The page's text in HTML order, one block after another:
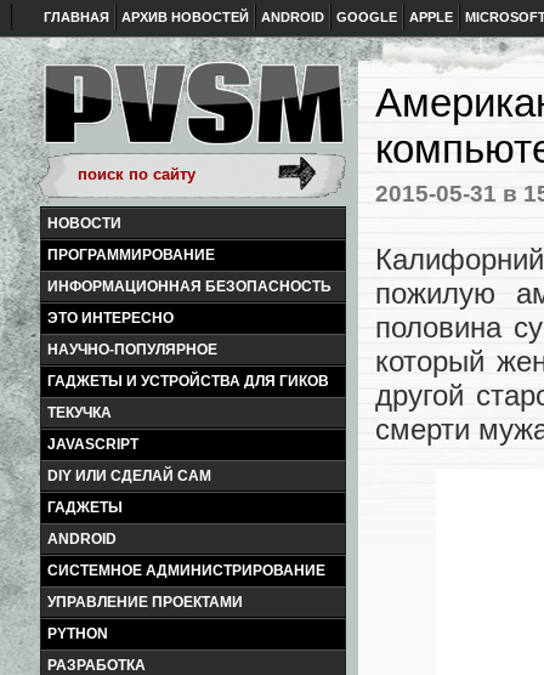
ГЛАВНАЯ АРХИВ НОВОСТЕЙ ANDROID GOOGLE APPLE
НОВОСТИ
ПРОГРАММИРОВАНИЕ
ИНФОРМАЦИОННАЯ БЕЗОПАСНОСТЬ
ЭТО ИНТЕРЕСНО
НАУЧНО-ПОПУЛЯРНОЕ
ГАДЖЕТЫ И УСТРОЙСТВА ДЛЯ ГИКОВ
ТЕКУЧКА
JAVASCRIPT
DIY ИЛИ СДЕЛАЙ САМ
ГАДЖЕТЫ
ANDROID
СИСТЕМНОЕ АДМИНИСТРИРОВАНИЕ
УПРАВЛЕНИЕ ПРОЕКТАМИ
PYTHON
РАЗРАБОТКА
2015-05-31 в
пожилую
половина
который
другой
смерти